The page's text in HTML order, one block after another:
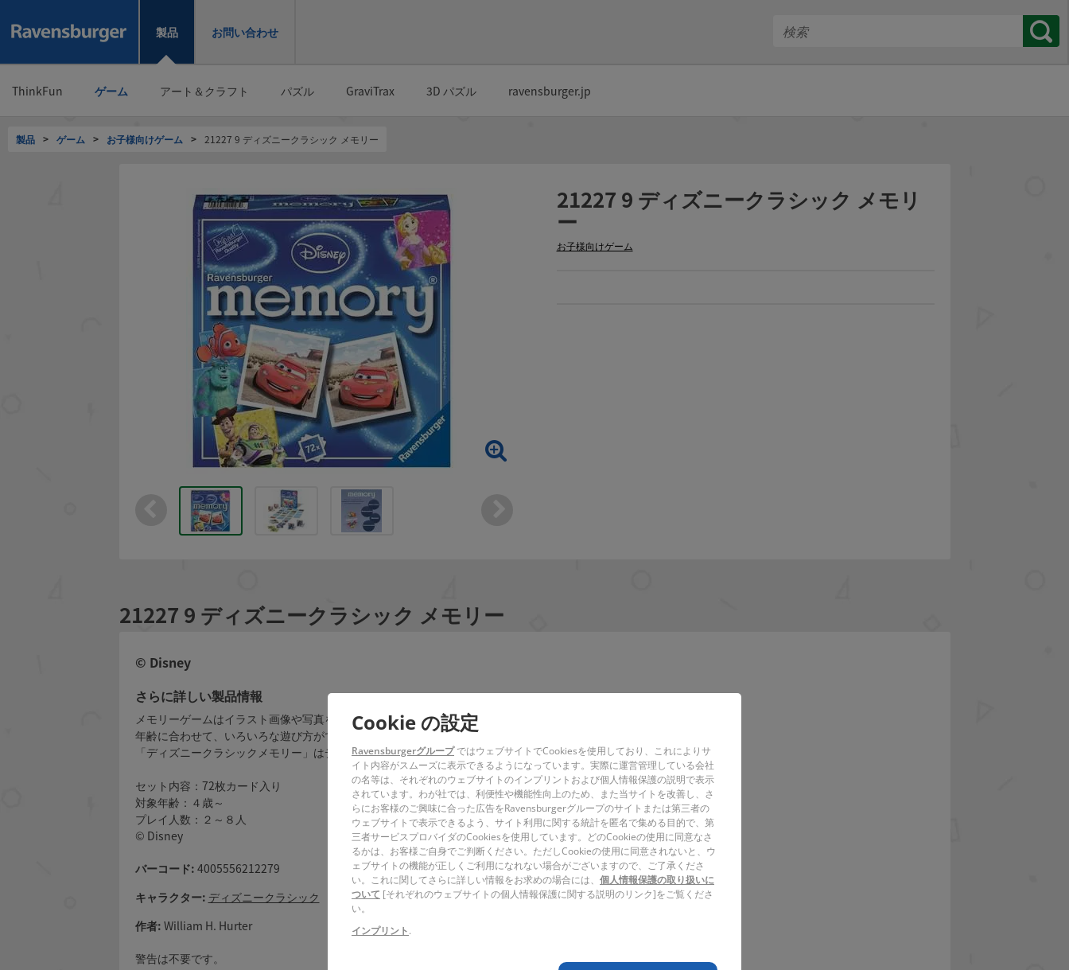
製品
ThinkFun ゲーム アート＆クラフト パズル GraviTrax 3D パズル ravensburger.jp
お問い合わせ
製品 > ゲーム > お子様向けゲーム > 21227 9 ディズニークラシック メモリー
21227 9 ディズニークラシック メモリ
ー
お子様向けゲーム
21227 9 ディズニークラシック メモリー
© Disney
さらに詳しい製品情報
メモリーゲームはイラスト画像や写真を描かれたカードを裏返しにして、同じ絵柄のカードを探し当てるゲーム。
年齢に合わせて、いろいろな遊び方ができます。記憶力や観察力、集中力を養います。
「ディズニークラシックメモリー」はディズニーの可愛いキャラクターを採用したゲームになります。
セット内容：72枚カード入り
対象年齢：４歳～
プレイ人数：２～８人
© Disney
バーコード: 4005556212279
キャラクター: ディズニークラシック
作者: William H. Hurter
警告は不要です。
Cookie の設定
RavensburgerグループではウェブサイトでCookiesを使用しており、これによりサ
イト内容がスムーズに表示できるようになっています。実際に運営管理している会社
の名等は、それぞれのウェブサイトのインプリントおよび個人情報保護の説明で表示
されています。わが社では、利便性や機能性向上のため、また当サイトを改善し、さ
らにお客様のご興味に合った広告をRavensburgerグループのサイトまたは第三者の
ウェブサイトで表示できるよう、サイト利用に関する統計を匿名で集める目的で、第
三者サービスプロバイダのCookiesを使用しています。どのCookieの使用に同意なさ
るかは、お客様ご自身でご判断ください。ただしCookieの使用に同意されないと、ウ
ェブサイトの機能が正しくご利用になれない場合がございますので、ご了承くださ
い。これに関してさらに詳しい情報をお求めの場合には、 個人情報保護の取り扱いに
ついて [それぞれのウェブサイトの個人情報保護に関する説明のリンク]をご覧くださ
い。
インプリント.